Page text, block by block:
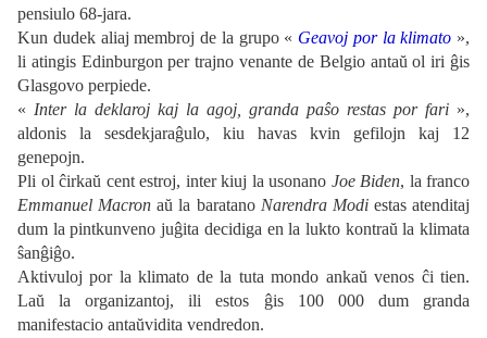
pensiulo 68-jara.
Kun dudek aliaj membroj de la grupo « Geavoj por la klimato »,
li atingis Edinburgon per trajno venante de Belgio antaŭ ol iri ĝis
Glasgovo perpiede.
« Inter la deklaroj kaj la agoj, granda paŝo restas por fari »,
aldonis la sesdekjaraĝulo, kiu havas kvin gefilojn kaj 12
genepojn.
Pli ol ĉirkaŭ cent estroj, inter kiuj la usonano Joe Biden, la franco
Emmanuel Macron aŭ la baratano Narendra Modiestas atenditaj
dum la pintkunveno juĝita decidiga en la lukto kontraŭ la klimata
ŝanĝiĝo.
Aktivuloj por la klimato de la tuta mondo ankaŭ venos ĉi tien.
Laŭ la organizantoj, ili estos ĝis 100 000 dum granda
manifestacio antaŭvidita vendredon.